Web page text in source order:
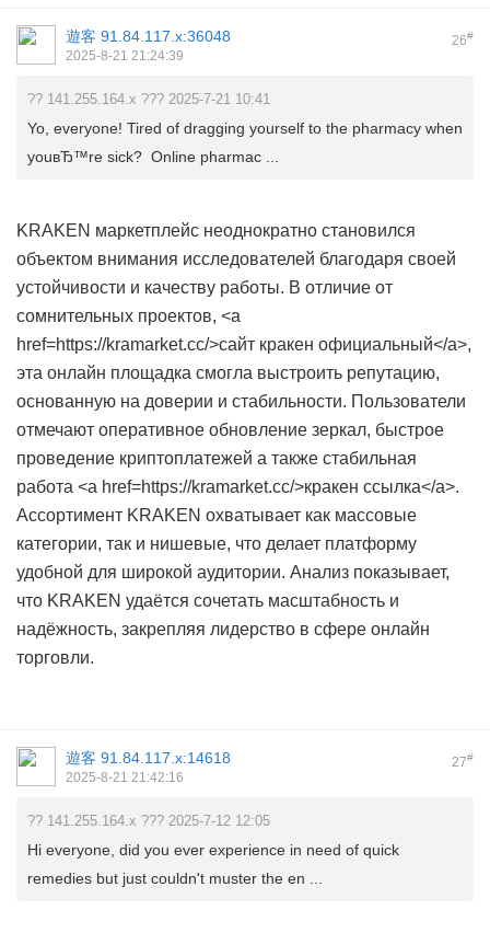
26#
遊客 91.84.117.x:36048
2025-8-21 21:24:39
?? 141.255.164.x ??? 2025-7-21 10:41
Yo, everyone! Tired of dragging yourself to the pharmacy when
youвЂ™re sick? Online pharmac ...
KRAKEN маркетплейс неоднократно становился
объектом внимания исследователей благодаря своей
устойчивости и качеству работы. В отличие от
сомнительных проектов, <a
href=https://kramarket.cc/>сайт кракен официальный</a>,
эта онлайн площадка смогла выстроить репутацию,
основанную на доверии и стабильности. Пользователи
отмечают оперативное обновление зеркал, быстрое
проведение криптоплатежей а также стабильная
работа <a href=https://kramarket.cc/>кракен ссылка</a>.
Ассортимент KRAKEN охватывает как массовые
категории, так и нишевые, что делает платформу
удобной для широкой аудитории. Анализ показывает,
что KRAKEN удаётся сочетать масштабность и
надёжность, закрепляя лидерство в сфере онлайн
торговли.
27#
遊客 91.84.117.x:14618
2025-8-21 21:42:16
?? 141.255.164.x ??? 2025-7-12 12:05
Hi everyone, did you ever experience in need of quick
remedies but just couldn't muster the en ...